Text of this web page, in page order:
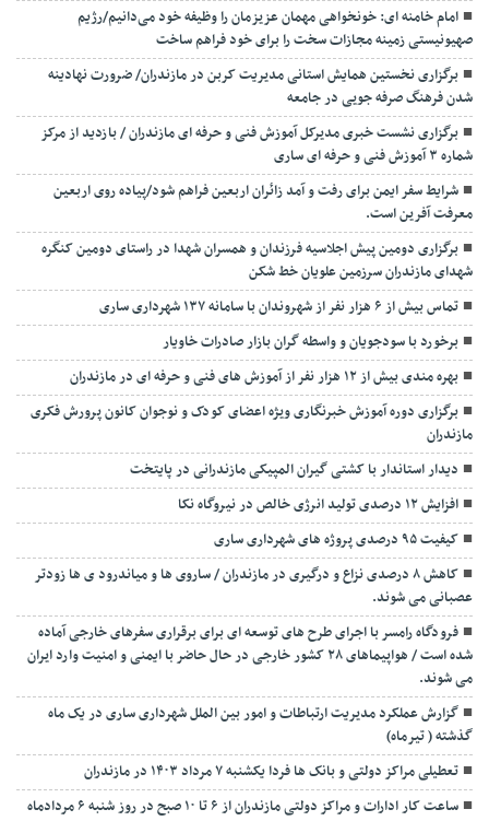
امام خامنه ای: خونخواهی مهمان عزیزمان را وظیفه خود می‌دانیم/رژیم
صهیونیستی زمینه مجازات سخت را برای خود فراهم ساخت
برگزاری نخستین همایش استانی مدیریت کربن در مازندران/ ضرورت نهادینه
شدن فرهنگ صرفه جویی در جامعه
برگزاری نشست خبری مدیرکل آموزش فنی و حرفه ای مازندران / بازدید از مرکز
شماره ۳ آموزش فنی و حرفه ای ساری
شرایط سفر ایمن برای رفت و آمد زائران اربعین فراهم شود/پیاده روی اربعین
معرفت آفرین است.
برگزاری دومین پیش اجلاسیه فرزندان و همسران شهدا در راستای دومین کنگره
شهدای مازندران سرزمین علویان خط شکن
تماس بیش از ۶ هزار نفر از شهروندان با سامانه ۱۳۷ شهرداری ساری
برخورد با سودجویان و واسطه گران بازار صادرات خاویار
بهره مندی بیش از ۱۲ هزار نفر از آموزش های فنی و حرفه ای در مازندران
برگزاری دوره آموزش خبرنگاری ویژه اعضای کودک و نوجوان کانون پرورش فکری
مازندران
دیدار استاندار با کشتی گیران المپیکی مازندرانی در پایتخت
افزایش ۱۲ درصدی تولید انرژی خالص در نیروگاه نکا
کیفیت ۹۵ درصدی پروژه های شهرداری ساری
کاهش ۸ درصدی نزاع و درگیری در مازندران / ساروی ها و میاندرود ی ها زودتر
عصبانی می شوند.
فرودگاه رامسر با اجرای طرح های توسعه ای برای برقراری سفرهای خارجی آماده
شده است / هواپیماهای ۲۸ کشور خارجی در حال حاضر با ایمنی و امنیت وارد ایران
می شوند.
گزارش عملکرد مدیریت ارتباطات و امور بین الملل شهرداری ساری در یک ماه
گذشته ( تیرماه)
تعطیلی مراکز دولتی و بانک ها فردا یکشنبه ۷ مرداد ۱۴۰۳ در مازندران
ساعت کار ادارات و مراکز دولتی مازندران از ۶ تا ۱۰ صبح در روز شنبه ۶ مردادماه